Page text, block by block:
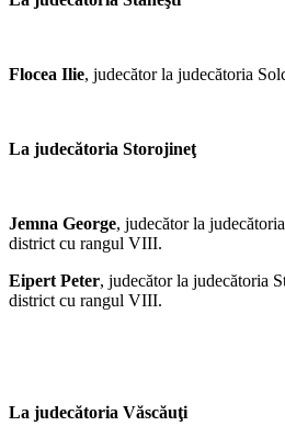
Flocea Ilie, judecător la judecătoria
La judecătoria Storojineţ
Jemna George, judecător la
district cu rangul VIII.
Eipert Peter, judecător la judecătoria
district cu rangul VIII.
La judecătoria Văscăuţi